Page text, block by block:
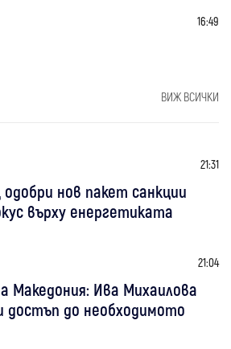
16:49
ВИЖ ВСИЧКИ
21:31
нов пакет санкции
върху енергетиката
21:04
Македония: Ива Михаилова
достъп до необходимото